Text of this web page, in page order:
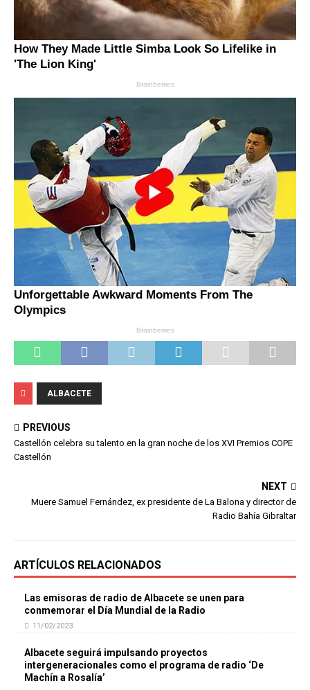
ALBACETE
PREVIOUS
Castellón celebra su talento en la gran noche de los XVI Premios COPE
Castellón
NEXT
Muere Samuel Fernández, ex presidente de La Balona y director de
Radio Bahía Gibraltar
ARTÍCULOS RELACIONADOS
Las emisoras de radio de Albacete se unen para
conmemorar el Día Mundial de la Radio
11/02/2023
Albacete seguirá impulsando proyectos
intergeneracionales como el programa de radio ‘De
Machín a Rosalía’